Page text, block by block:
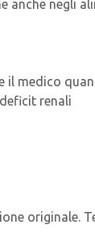
anche negli
il medico
renali
originale.